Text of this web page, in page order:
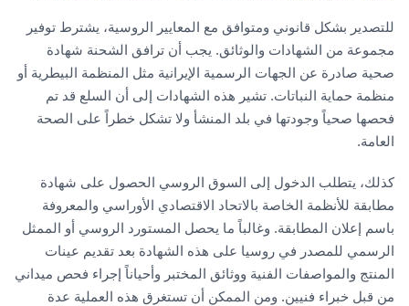
للتصدير بشكل قانوني ومتوافق مع المعايير الروسية، يشترط توفير
مجموعة من الشهادات والوثائق. يجب أن ترافق الشحنة شهادة
صحية صادرة عن الجهات الرسمية الإيرانية مثل المنظمة البيطرية أو
منظمة حماية النباتات. تشير هذه الشهادات إلى أن السلع قد تم
فحصها صحياً وجودتها في بلد المنشأ ولا تشكل خطراً على الصحة
العامة.
كذلك، يتطلب الدخول إلى السوق الروسي الحصول على شهادة
مطابقة للأنظمة الخاصة بالاتحاد الاقتصادي الأوراسي والمعروفة
باسم إعلان المطابقة. وغالباً ما يحصل المستورد الروسي أو الممثل
الرسمي للمصدر في روسيا على هذه الشهادة بعد تقديم عينات
المنتج والمواصفات الفنية ووثائق المختبر وأحياناً إجراء فحص ميداني
من قبل خبراء فنيين. ومن الممكن أن تستغرق هذه العملية عدة